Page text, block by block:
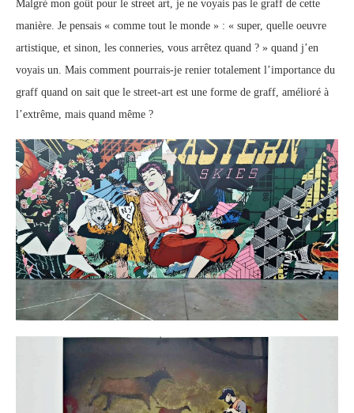
Malgré mon goût pour le street art, je ne voyais pas le graff de cette
manière. Je pensais « comme tout le monde » : « super, quelle oeuvre
artistique, et sinon, les conneries, vous arrêtez quand ? » quand j’en
voyais un. Mais comment pourrais-je renier totalement l’importance du
graff quand on sait que le street-art est une forme de graff, amélioré à
l’extrême, mais quand même ?